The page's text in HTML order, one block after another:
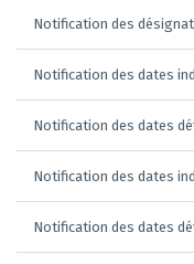
Notification des
Notification des dates
Notification des dates
Notification des dates
Notification des dates